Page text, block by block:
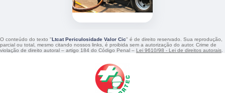
O conteúdo do texto "Ltcat Periculosidade Valor Cic" é de direito reservado. Sua reprodução,
parcial ou total, mesmo citando nossos links, é proibida sem a autorização do autor. Crime de
violação de direito autoral – artigo 184 do Código Penal – Lei 9610/98 - Lei de direitos autorais.